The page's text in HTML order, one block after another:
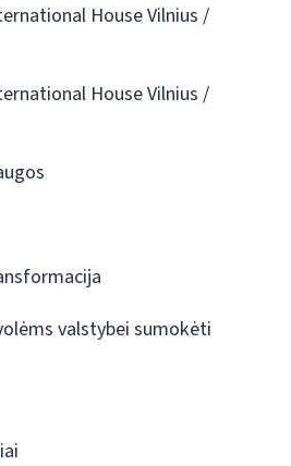
House Vilnius /
House Vilnius /
valstybei sumokėti